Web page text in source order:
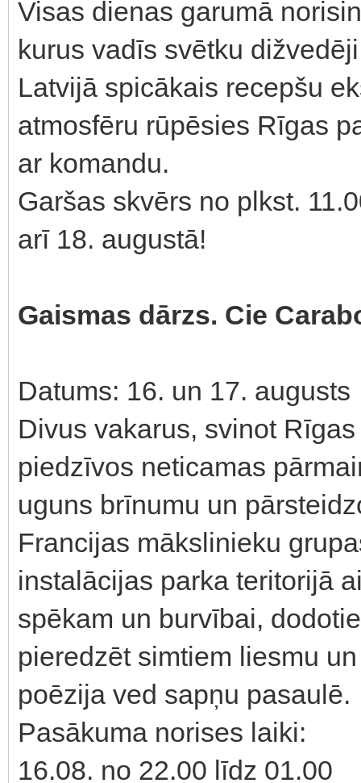
Visas dienas garumā
kurus vadīs svētku
Latvijā spicākais recepšu
atmosfēru rūpēsies Rīgas
ar komandu.
Garšas skvērs no plkst.
arī 18. augustā!
Gaismas dārzs. Cie
Datums: 16. un 17. augusts
Divus vakarus, svinot
piedzīvos neticamas
uguns brīnumu un
Francijas mākslinieku
instalācijas parka teritorijā
spēkam un burvībai,
pieredzēt simtiem liesmu
poēzija ved sapņu pasaulē.
Pasākuma norises laiki:
16.08. no 22.00 līdz 01.00